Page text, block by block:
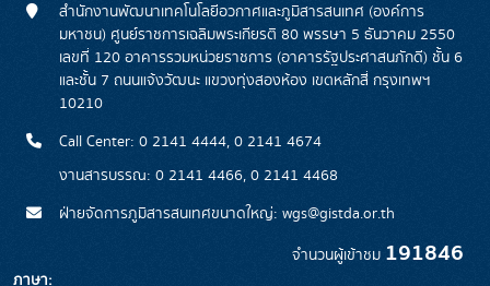
สำนักงานพัฒนาเทคโนโลยีอวกาศและภูมิสารสนเทศ (องค์การ
มหาชน) ศูนย์ราชการเฉลิมพระเกียรติ 80 พรรษา 5 ธันวาคม 2550
เลขที่ 120 อาคารรวมหน่วยราชการ (อาคารรัฐประศาสนภักดี) ชั้น 6
และชั้น 7 ถนนแจ้งวัฒนะ แขวงทุ่งสองห้อง เขตหลักสี่ กรุงเทพฯ
10210
Call Center: 0 2141 4444, 0 2141 4674
งานสารบรรณ: 0 2141 4466, 0 2141 4468
ฝ่ายจัดการภูมิสารสนเทศขนาดใหญ่: wgs@gistda.or.th
จำนวนผู้เข้าชม 191846
ภาษา